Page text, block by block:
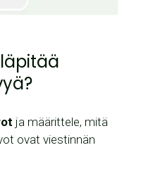
ja määrittele, mitä
ovat viestinnän